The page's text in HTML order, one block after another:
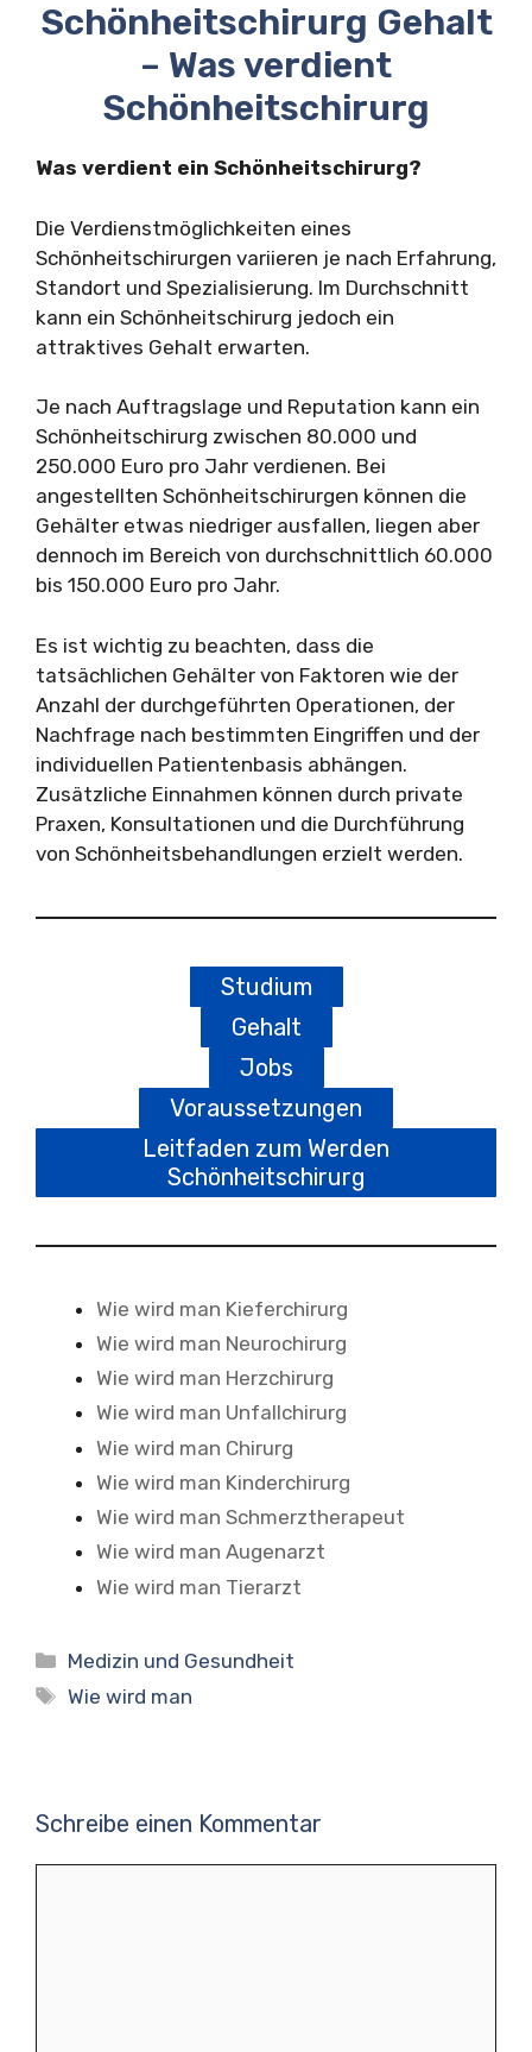
Schönheitschirurg Gehalt
– Was verdient
Schönheitschirurg
Was verdient ein Schönheitschirurg?
Die Verdienstmöglichkeiten eines
Schönheitschirurgen variieren je nach Erfahrung,
Standort und Spezialisierung. Im Durchschnitt
kann ein Schönheitschirurg jedoch ein
attraktives Gehalt erwarten.
Je nach Auftragslage und Reputation kann ein
Schönheitschirurg zwischen 80.000 und
250.000 Euro pro Jahr verdienen. Bei
angestellten Schönheitschirurgen können die
Gehälter etwas niedriger ausfallen, liegen aber
dennoch im Bereich von durchschnittlich 60.000
bis 150.000 Euro pro Jahr.
Es ist wichtig zu beachten, dass die
tatsächlichen Gehälter von Faktoren wie der
Anzahl der durchgeführten Operationen, der
Nachfrage nach bestimmten Eingriffen und der
individuellen Patientenbasis abhängen.
Zusätzliche Einnahmen können durch private
Praxen, Konsultationen und die Durchführung
von Schönheitsbehandlungen erzielt werden.
Studium
Gehalt
Jobs
Voraussetzungen
Leitfaden zum Werden
Schönheitschirurg
Wie wird man Kieferchirurg
Wie wird man Neurochirurg
Wie wird man Herzchirurg
Wie wird man Unfallchirurg
Wie wird man Chirurg
Wie wird man Kinderchirurg
Wie wird man Schmerztherapeut
Wie wird man Augenarzt
Wie wird man Tierarzt
Kategorien
Medizin und Gesundheit
Schlagwörter
Wie wird man
Schreibe einen Kommentar